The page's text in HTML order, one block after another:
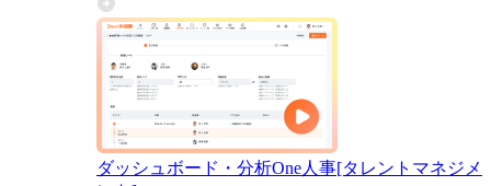
ダッシュボード・分析One人事[タレントマネジメ